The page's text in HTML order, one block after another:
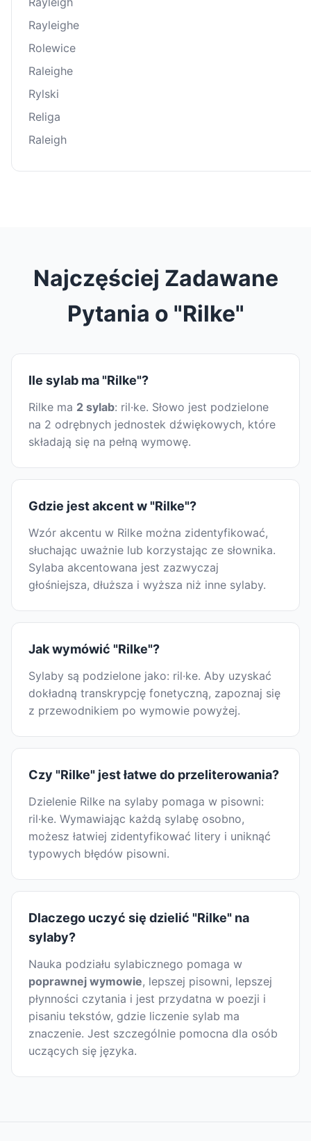
Rayleighe
Rolewice
Raleighe
Rylski
Religa
Raleigh
Najczęściej Zadawane
Pytania o "Rilke"
Ile sylab ma "Rilke"?
Rilke ma 2 sylab: ril·ke. Słowo jest podzielone
na 2 odrębnych jednostek dźwiękowych, które
składają się na pełną wymowę.
Gdzie jest akcent w "Rilke"?
Wzór akcentu w Rilke można zidentyfikować,
słuchając uważnie lub korzystając ze słownika.
Sylaba akcentowana jest zazwyczaj
głośniejsza, dłuższa i wyższa niż inne sylaby.
Jak wymówić "Rilke"?
Sylaby są podzielone jako: ril·ke. Aby uzyskać
dokładną transkrypcję fonetyczną, zapoznaj się
z przewodnikiem po wymowie powyżej.
Czy "Rilke" jest łatwe do przeliterowania?
Dzielenie Rilke na sylaby pomaga w pisowni:
ril·ke. Wymawiając każdą sylabę osobno,
możesz łatwiej zidentyfikować litery i uniknąć
typowych błędów pisowni.
Dlaczego uczyć się dzielić "Rilke" na
sylaby?
Nauka podziału sylabicznego pomaga w
poprawnej wymowie, lepszej pisowni, lepszej
płynności czytania i jest przydatna w poezji i
pisaniu tekstów, gdzie liczenie sylab ma
znaczenie. Jest szczególnie pomocna dla osób
uczących się języka.